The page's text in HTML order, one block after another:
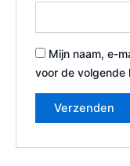
Mijn naam, e-
voor de volgende